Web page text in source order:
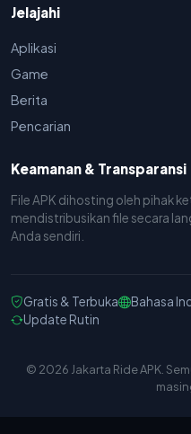
Jelajahi
Aplikasi
Game
Berita
Pencarian
Keamanan & Transparansi
File APK dihosting oleh pihak
mendistribusikan file secara
Anda sendiri.
Gratis & Terbuka Bahasa
Update Rutin
© 2026 Jakarta Ride APK.